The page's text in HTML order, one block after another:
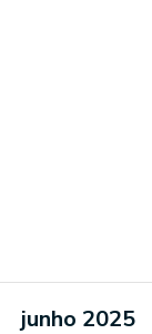
junho 2025